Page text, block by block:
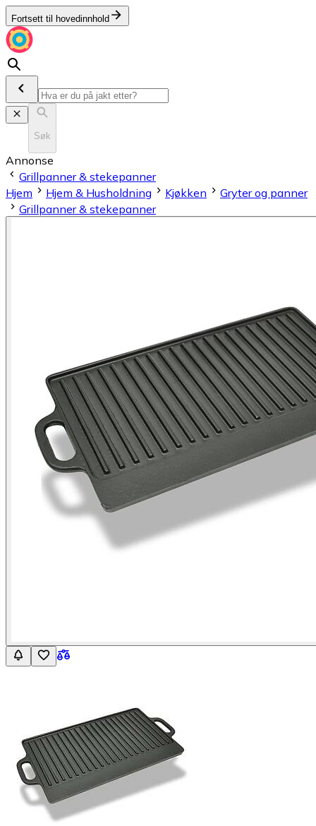
Fortsett til hovedinnhold
Søk
Annonse
Grillpanner & stekepanner
Hjem
Hjem & Husholdning Kjøkken
Gryter og panner
Grillpanner & stekepanner